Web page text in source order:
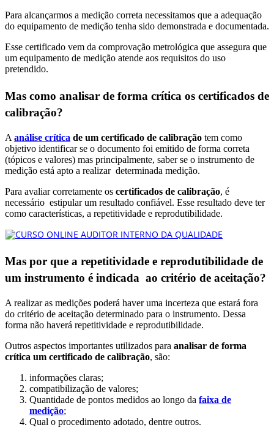
Para alcançarmos a medição correta necessitamos que a adequação
do equipamento de medição tenha sido demonstrada e documentada.
Esse certificado vem da comprovação metrológica que assegura que
um equipamento de medição atende aos requisitos do uso
pretendido.
Mas como analisar de forma crítica os certificados de
calibração?
A análise crítica de um certificado de calibração tem como
objetivo identificar se o documento foi emitido de forma correta
(tópicos e valores) mas principalmente, saber se o instrumento de
medição está apto a realizar determinada medição.
Para avaliar corretamente os certificados de calibração, é
necessário estipular um resultado confiável. Esse resultado deve ter
como características, a repetitividade e reprodutibilidade.
Mas por que a repetitividade e reprodutibilidade de
um instrumento é indicada ao critério de aceitação?
A realizar as medições poderá haver uma incerteza que estará fora
do critério de aceitação determinado para o instrumento. Dessa
forma não haverá repetitividade e reprodutibilidade.
Outros aspectos importantes utilizados para analisar de forma
crítica um certificado de calibração, são:
informações claras;
compatibilização de valores;
Quantidade de pontos medidos ao longo da faixa de
medição;
Qual o procedimento adotado, dentre outros.